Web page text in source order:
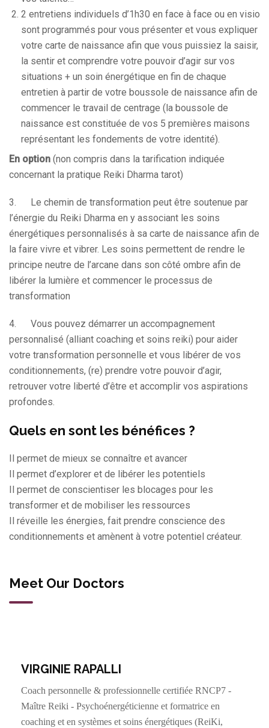
2 entretiens individuels d’1h30 en face à face ou en visio
sont programmés pour vous présenter et vous expliquer
votre carte de naissance afin que vous puissiez la saisir,
la sentir et comprendre votre pouvoir d’agir sur vos
situations + un soin énergétique en fin de chaque
entretien à partir de votre boussole de naissance afin de
commencer le travail de centrage (la boussole de
naissance est constituée de vos 5 premières maisons
représentant les fondements de votre identité).
En option (non compris dans la tarification indiquée
concernant la pratique Reiki Dharma tarot)
3. Le chemin de transformation peut être soutenue par
l’énergie du Reiki Dharma en y associant les soins
énergétiques personnalisés à sa carte de naissance afin de
la faire vivre et vibrer. Les soins permettent de rendre le
principe neutre de l’arcane dans son côté ombre afin de
libérer la lumière et commencer le processus de
transformation
4. Vous pouvez démarrer un accompagnement
personnalisé (alliant coaching et soins reiki) pour aider
votre transformation personnelle et vous libérer de vos
conditionnements, (re) prendre votre pouvoir d’agir,
retrouver votre liberté d’être et accomplir vos aspirations
profondes.
Quels en sont les bénéfices ?
Il permet de mieux se connaître et avancer
Il permet d’explorer et de libérer les potentiels
Il permet de conscientiser les blocages pour les
transformer et de mobiliser les ressources
Il réveille les énergies, fait prendre conscience des
conditionnements et amènent à votre potentiel créateur.
Meet Our Doctors
VIRGINIE RAPALLI
Coach personnelle & professionnelle certifiée RNCP7 -
Maître Reiki - Psychoénergéticienne et formatrice en
coaching et en systèmes et soins énergétiques (ReiKi,